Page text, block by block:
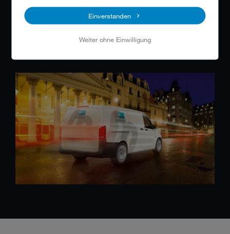
Einverstanden
Weiter ohne Einwilligung
Probleme lösen, bevor sie entstehen. Das ist der beste Ansatz, um
auf der sicheren Seite. Denn wie beim Auto gehört eine regelmässige